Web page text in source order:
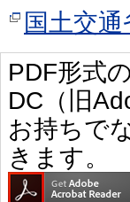
国土交
PDF形式
DC（旧
お持ちで
きます。